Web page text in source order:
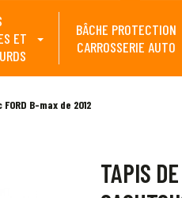
ET
BÂCHE PROTECTION
CARROSSERIE AUTO
B-max de 2012
TAPIS